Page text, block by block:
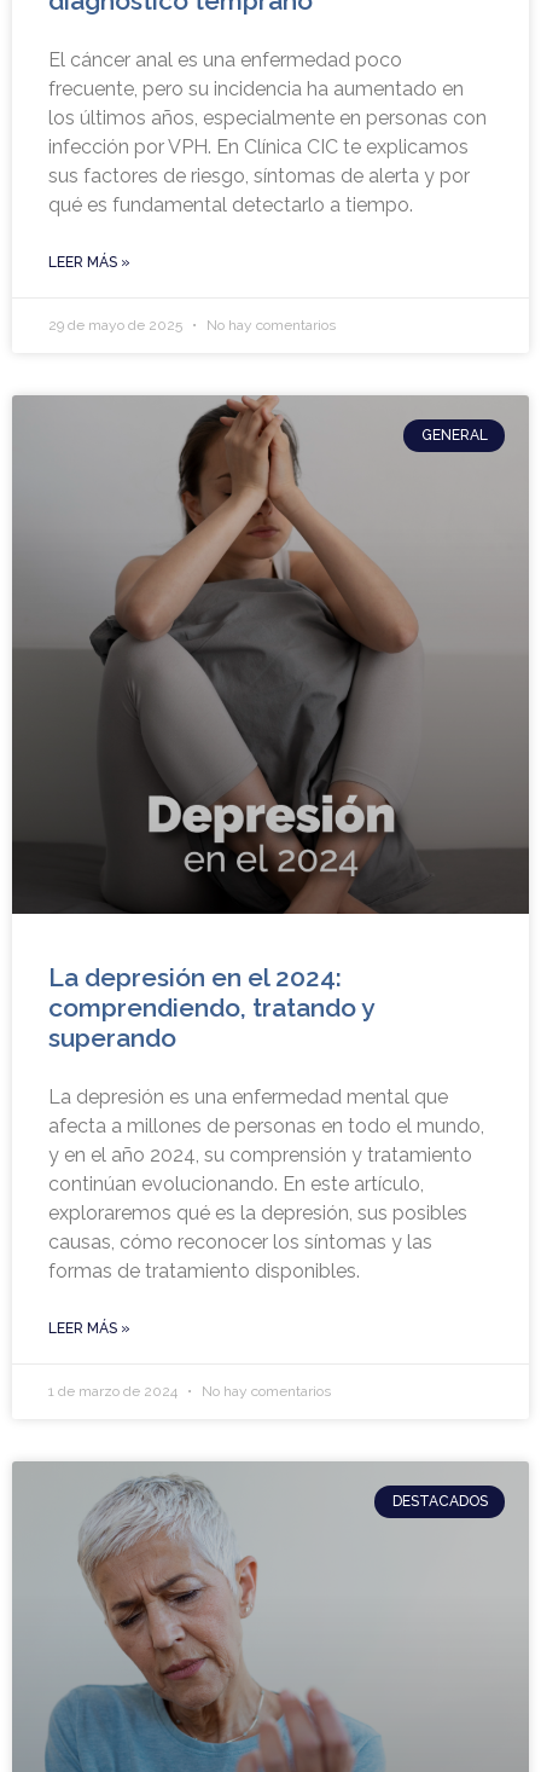
El cáncer anal es una enfermedad poco
frecuente, pero su incidencia ha aumentado en
los últimos años, especialmente en personas con
infección por VPH. En Clínica CIC te explicamos
sus factores de riesgo, síntomas de alerta y por
qué es fundamental detectarlo a tiempo.
LEER MÁS »
29 de mayo de 2025 No hay comentarios
GENERAL
La depresión en el 2024:
comprendiendo, tratando y
superando
La depresión es una enfermedad mental que
afecta a millones de personas en todo el mundo,
y en el año 2024, su comprensión y tratamiento
continúan evolucionando. En este artículo,
exploraremos qué es la depresión, sus posibles
causas, cómo reconocer los síntomas y las
formas de tratamiento disponibles.
LEER MÁS »
1 de marzo de 2024 No hay comentarios
DESTACADOS